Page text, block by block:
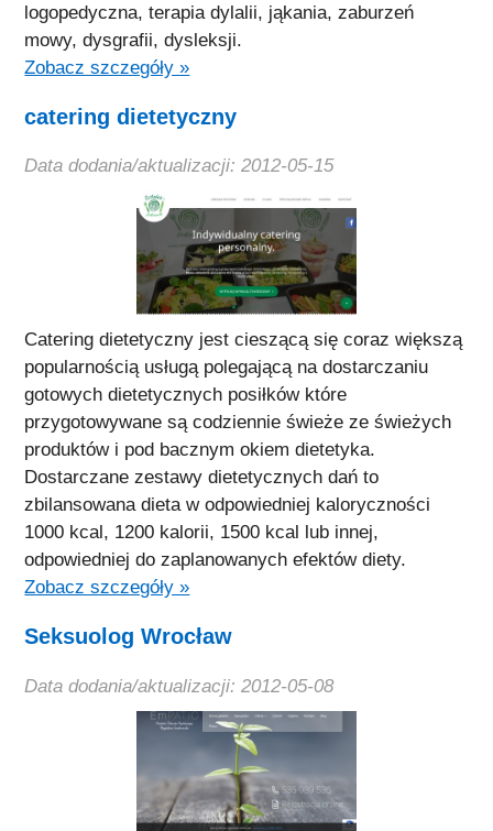
logopedyczna, terapia dylalii, jąkania, zaburzeń
mowy, dysgrafii, dysleksji.
Zobacz szczegóły »
catering dietetyczny
Data dodania/aktualizacji: 2012-05-15
Catering dietetyczny jest cieszącą się coraz większą
popularnością usługą polegającą na dostarczaniu
gotowych dietetycznych posiłków które
przygotowywane są codziennie świeże ze świeżych
produktów i pod bacznym okiem dietetyka.
Dostarczane zestawy dietetycznych dań to
zbilansowana dieta w odpowiedniej kaloryczności
1000 kcal, 1200 kalorii, 1500 kcal lub innej,
odpowiedniej do zaplanowanych efektów diety.
Zobacz szczegóły »
Seksuolog Wrocław
Data dodania/aktualizacji: 2012-05-08